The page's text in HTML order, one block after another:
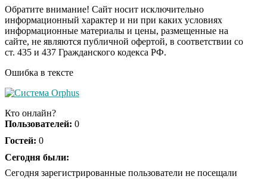
i
Ролик из Омска: вы
будете смеяться долго
Ржу не переставая, это
Скрытая камера на
Обратите внимание! Сайт носит исключительно
информационный характер и ни при каких условиях
информационные материалы и цены, размещенные на
сайте, не являются публичной офертой, в соответствии со
ст. 435 и 437 Гражданского кодекса РФ.
Ошибка в тексте
Кто онлайн?
Пользователей: 0
Гостей: 0
Сегодня были:
Сегодня зарегистрированные пользователи не посещали